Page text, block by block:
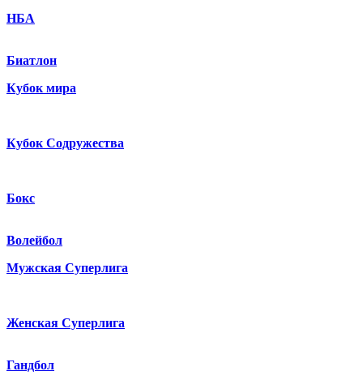
НБА
Биатлон
Кубок мира
Кубок Содружества
Бокс
Волейбол
Мужская Суперлига
Женская Суперлига
Гандбол